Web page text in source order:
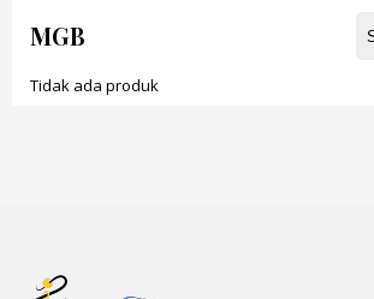
MGB
Tidak ada produk